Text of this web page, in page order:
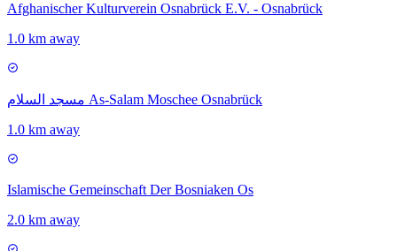
Afghanischer Kulturverein Osnabrück E.V. - Osnabrück
1.0 km away
مسجد السلام As-Salam Moschee Osnabrück
1.0 km away
Islamische Gemeinschaft Der Bosniaken Os
2.0 km away